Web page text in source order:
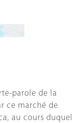
parole de la
ce marché de
au cours duquel